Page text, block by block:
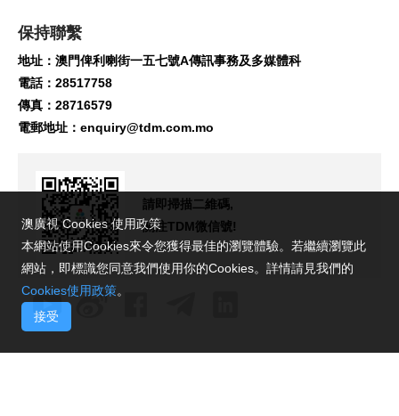
保持聯繫
地址：澳門俾利喇街一五七號A傳訊事務及多媒體科
電話：28517758
傳真：28716579
電郵地址： enquiry@tdm.com.mo
請即掃描二維碼,
關注TDM微信號!
澳廣視 Cookies 使用政策
本網站使用Cookies來令您獲得最佳的瀏覽體驗。若繼續瀏覽此
網站，即標識您同意我們使用你的Cookies。詳情請見我們的
Cookies使用政策。
接受